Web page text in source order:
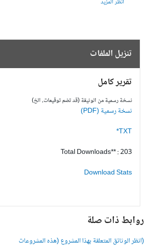
انظر المزيد
تنزيل الملفات
تقرير كامل
نسخة رسمية من الوثيقة (قد تضم توقيعات، الخ)
نسخة رسمية (PDF)
TXT*
Total Downloads** : 203
Download Stats
روابط ذات صلة
(انظر الوثائق المتعلقة بهذا المشروع (هذه المشروعات